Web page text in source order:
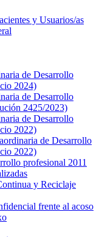
y Usuarios/as
de Desarrollo
2024)
de Desarrollo
2425/2023)
de Desarrollo
2022)
de Desarrollo
2022)
profesional 2011
y Reciclaje
frente al acoso